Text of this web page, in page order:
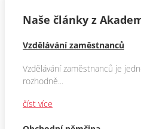
Naše články z
Vzdělávání zaměstnanců
Vzdělávání zaměstnanců je
rozhodně...
číst více